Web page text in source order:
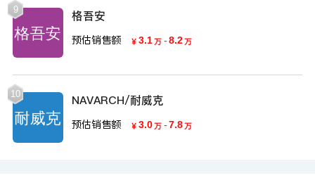
9 格吾安
预估销售额 ￥ 3.1万 - 8.2万
10 NAVARCH/耐威克
预估销售额 ￥ 3.0万 - 7.8万